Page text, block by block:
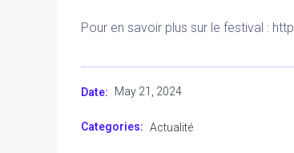
Pour en savoir plus sur le festival :
Date: May 21, 2024
Categories: Actualité